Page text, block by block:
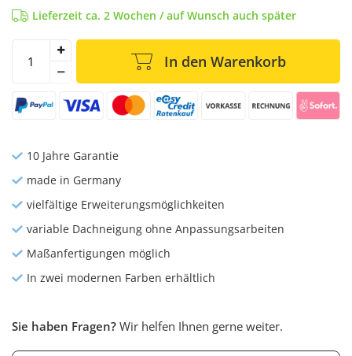
Lieferzeit ca. 2 Wochen / auf Wunsch auch später
In den Warenkorb
10 Jahre Garantie
made in Germany
vielfältige Erweiterungsmöglichkeiten
variable Dachneigung ohne Anpassungsarbeiten
Maßanfertigungen möglich
In zwei modernen Farben erhältlich
Sie haben Fragen? Wir helfen Ihnen gerne weiter.